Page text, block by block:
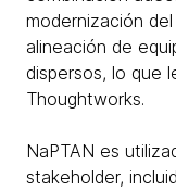
modernización
alineación de
dispersos, lo que
Thoughtworks.
NaPTAN es
stakeholder,